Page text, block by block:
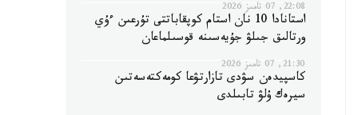
22:08, 07 تامىز 2026
استانادا 10 نان استام كوپقاباتتى تۇرعىن ءۇي
ورتالىق جىلۋ جۇيەسىنە قوسىلماعان
21:30, 07 تامىز 2026
كاسپيدەن سۋدى تازارتۋعا كومەكتەسەتىن
سيرەك ۇلۋ تابىلدى